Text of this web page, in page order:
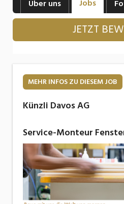
Industrie,
Produktion
Informatik,
Körperpflege, Wellness
Marketing,
Medizin,
Sicherheit, Rettung,
Verkauf, Handel,
Aussendienst
Über uns Jobs
JETZT
MEHR INFOS ZU DIESEM JOB
Künzli Davos AG
Service-Monteur